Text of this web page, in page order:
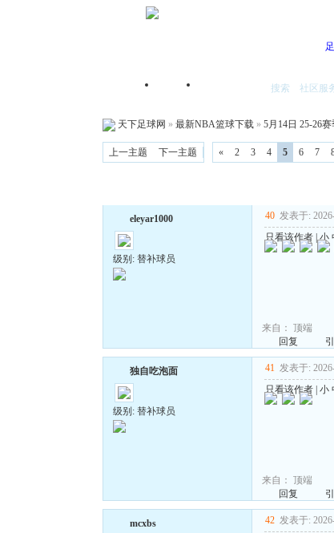
首页 搜索 社区服
天下足球网 » 最新NBA篮球下载 » 5月14日 25-26
上一主题 下一主题 « 2 3 4 5 6 7
eleyar1000
级别: 替补球员
40 发表于:
只看该作者|小
来自： 顶端
回复
独自吃泡面
级别: 替补球员
41 发表于:
只看该作者| 小
来自： 顶端
回复
mcxbs 42 发表于: